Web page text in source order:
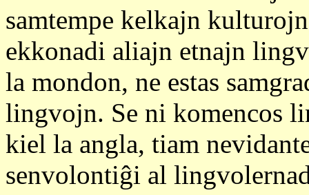
samtempe kelkajn
ekkonadi aliajn etnajn
la mondon, ne estas
lingvojn. Se ni komencos
kiel la angla, tiam
senvolontiĝi al